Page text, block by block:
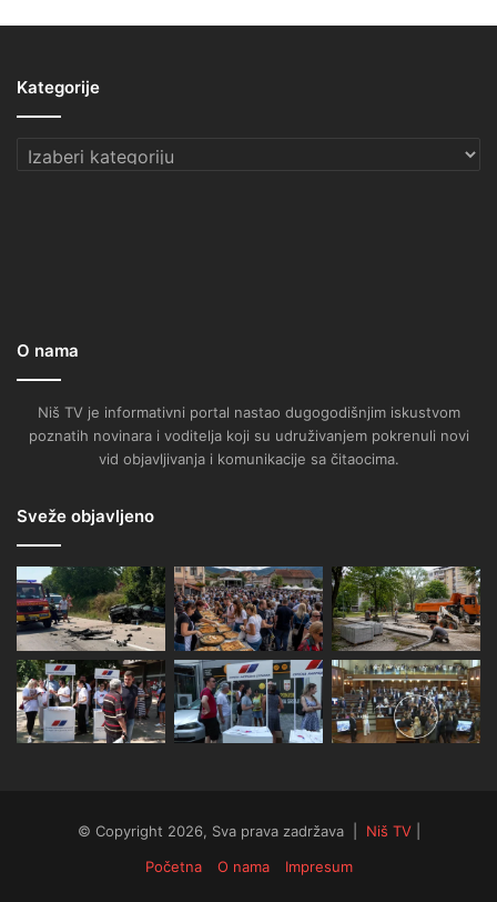
Kategorije
Kategorije
O nama
Niš TV je informativni portal nastao dugogodišnjim iskustvom
poznatih novinara i voditelja koji su udruživanjem pokrenuli novi
vid objavljivanja i komunikacije sa čitaocima.
Sveže objavljeno
© Copyright 2026, Sva prava zadržava | Niš TV|
Početna
O nama Impresum